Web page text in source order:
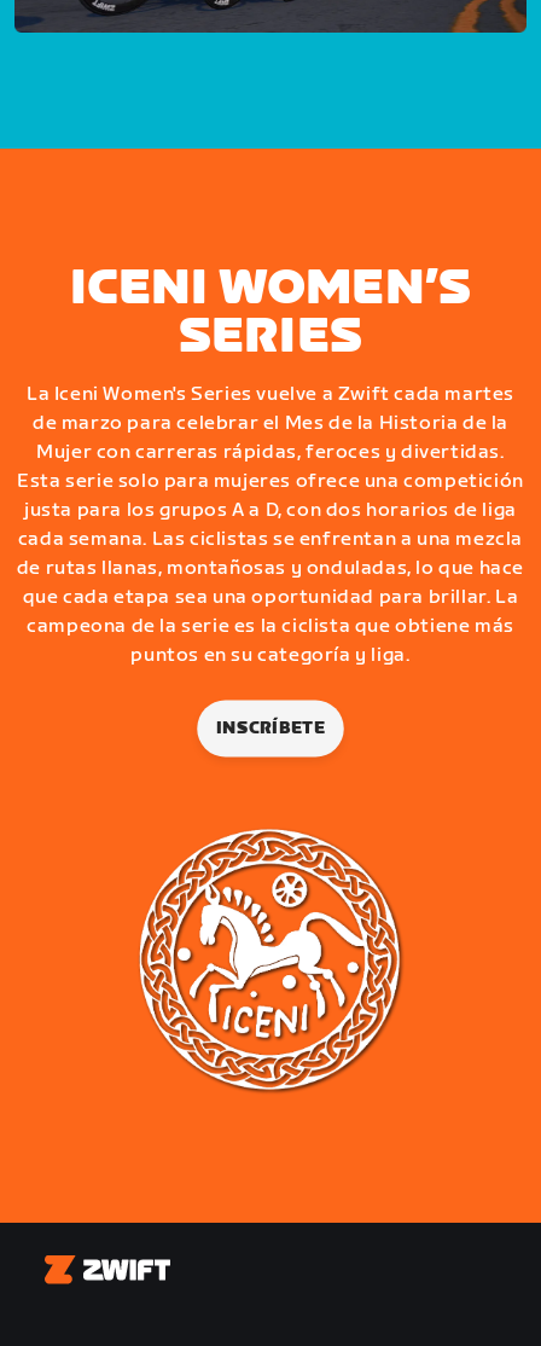
ICENI WOMEN’S
SERIES
La Iceni Women's Series vuelve a Zwift cada martes
de marzo para celebrar el Mes de la Historia de la
Mujer con carreras rápidas, feroces y divertidas.
Esta serie solo para mujeres ofrece una competición
justa para los grupos A a D, con dos horarios de liga
cada semana. Las ciclistas se enfrentan a una mezcla
de rutas llanas, montañosas y onduladas, lo que hace
que cada etapa sea una oportunidad para brillar. La
campeona de la serie es la ciclista que obtiene más
puntos en su categoría y liga.
INSCRÍBETE
Zwift